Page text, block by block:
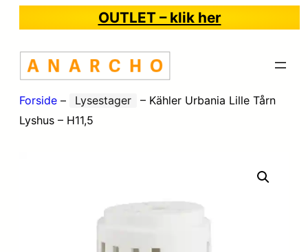
OUTLET – klik her
Forside – Lysestager – Kähler Urbania Lille Tårn
Lyshus – H11,5